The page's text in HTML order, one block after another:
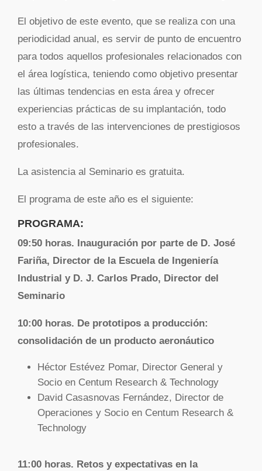
El objetivo de este evento, que se realiza con una
periodicidad anual, es servir de punto de encuentro
para todos aquellos profesionales relacionados con
el área logística, teniendo como objetivo presentar
las últimas tendencias en esta área y ofrecer
experiencias prácticas de su implantación, todo
esto a través de las intervenciones de prestigiosos
profesionales.
La asistencia al Seminario es gratuita.
El programa de este año es el siguiente:
PROGRAMA:
09:50 horas. Inauguración por parte de D. José
Fariña, Director de la Escuela de Ingeniería
Industrial y D. J. Carlos Prado, Director del
Seminario
10:00 horas. De prototipos a producción:
consolidación de un producto aeronáutico
Héctor Estévez Pomar, Director General y
Socio en Centum Research & Technology
David Casasnovas Fernández, Director de
Operaciones y Socio en Centum Research &
Technology
11:00 horas. Retos y expectativas en la